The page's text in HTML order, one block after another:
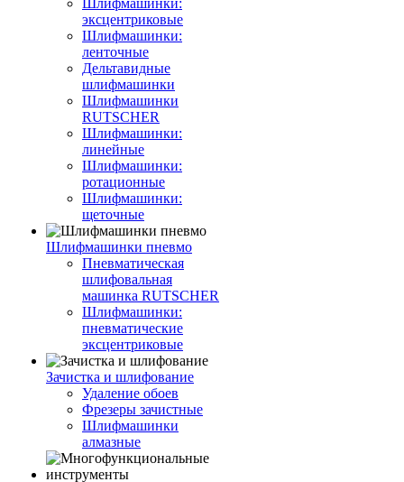
Шлифмашинки:
эксцентриковые
Шлифмашинки:
ленточные
Дельтавидные
шлифмашинки
Шлифмашинки
RUTSCHER
Шлифмашинки:
линейные
Шлифмашинки:
ротационные
Шлифмашинки:
щеточные
Шлифмашинки пневмо
Пневматическая
шлифовальная
машинка RUTSCHER
Шлифмашинки:
пневматические
эксцентриковые
Зачистка и шлифование
Удаление обоев
Фрезеры зачистные
Шлифмашинки
алмазные